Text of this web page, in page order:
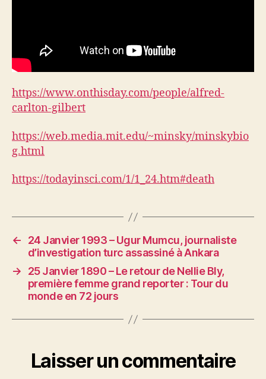
https://www.onthisday.com/people/alfred-
carlton-gilbert
https://web.media.mit.edu/~minsky/minskybio
g.html
https://todayinsci.com/1/1_24.htm#death
←
24 Janvier 1993 – Ugur Mumcu, journaliste
d’investigation turc assassiné à Ankara
→
25 Janvier 1890 – Le retour de Nellie Bly,
première femme grand reporter : Tour du
monde en 72 jours
Laisser un commentaire